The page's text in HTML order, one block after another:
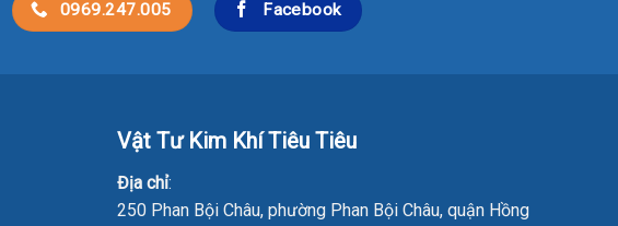
0969.247.005 Facebook
Vật Tư Kim Khí Tiêu Tiêu
Địa chỉ:
250 Phan Bội Châu, phường Phan Bội Châu, quận Hồng